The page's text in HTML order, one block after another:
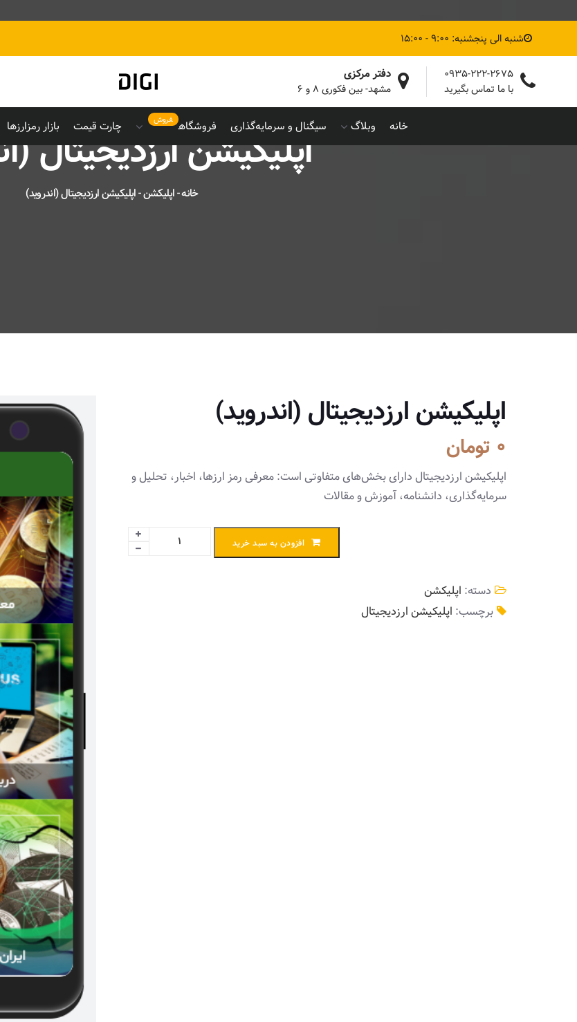
شنبه الی پنجشنبه: 9:00 - 15:00
0935-222-2675
با ما تماس بگیرید
دفتر مرکزی
مشهد- بین فکوری ۸ و ۶
خانه وبلاگ سیگنال و سرمایه‌گذاری فروشگاه فروش چارت قیمت بازار رمزارزهااپلیکیشن ارزدیجیتال
خانه-اپلیکشن-اپلیکیشن ارزدیجیتال (اندروید)
اپلیکیشن ارزدیجیتال (اندروید)
0 تومان
اپلیکیشن ارزدیجیتال دارای بخش‌های متفاوتی است: معرفی رمز ارزها، اخبار، تحلیل و
سرمایه‌گذاری، دانشنامه، آموزش و مقالات
افزودن به سبد خرید
دسته: اپلیکشن
برچسب: اپلیکیشن ارزدیجیتال